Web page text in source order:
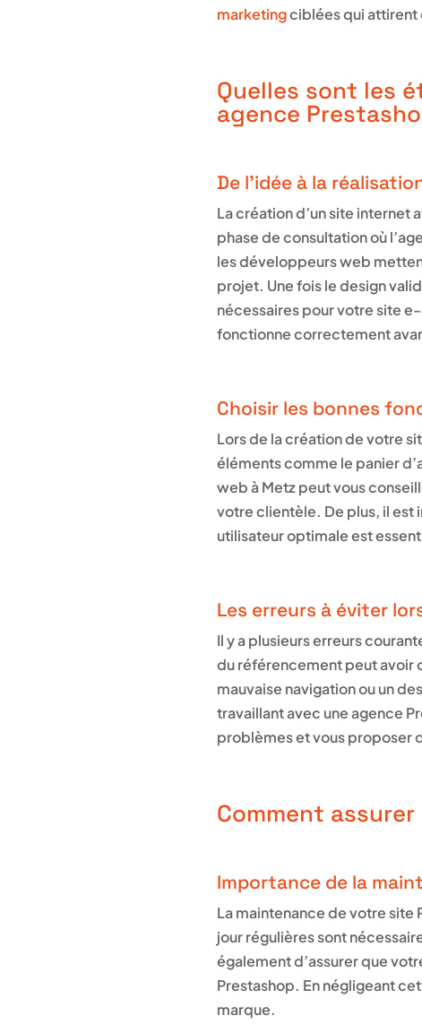
marketingciblées qui attirent
Quelles sont les
agence
De l’idée à la
La création d’un site internet
phase de consultation où
les développeurs web
projet. Une fois le design
nécessaires pour votre site
fonctionne correctement
Choisir les bonnes
Lors de la création de votre
éléments comme le panier
web à Metz peut vous
votre clientèle. De plus, il est
utilisateur optimale est
Les erreurs à éviter
Il y a plusieurs erreurs
du référencement peut avoir
mauvaise navigation ou un
travaillant avec une agence
problèmes et vous proposer
Comment
Importance de la
La maintenance de votre site
jour régulières sont
également d’assurer que
Prestashop. En négligeant
marque.